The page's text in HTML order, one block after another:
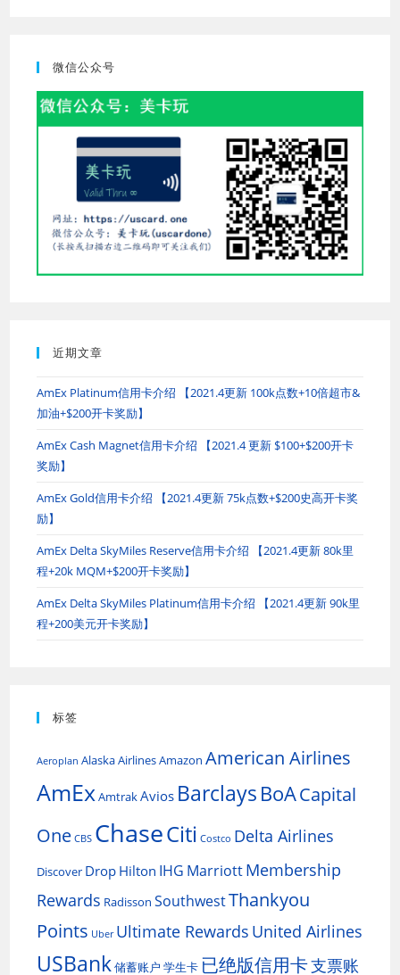
微信公众号
近期文章
AmEx Platinum信用卡介绍 【2021.4更新 100k点数+10倍超市&
加油+$200开卡奖励】
AmEx Cash Magnet信用卡介绍 【2021.4 更新 $100+$200开卡
奖励】
AmEx Gold信用卡介绍 【2021.4更新 75k点数+$200史高开卡奖
励】
AmEx Delta SkyMiles Reserve信用卡介绍 【2021.4更新 80k里
程+20k MQM+$200开卡奖励】
AmEx Delta SkyMiles Platinum信用卡介绍 【2021.4更新 90k里
程+200美元开卡奖励】
标签
Aeroplan Alaska AirlinesAmazon American Airlines
AmExAmtrakAvios Barclays BoACapital
One CBS ChaseCiti Costco Delta Airlines
Discover Drop Hilton IHG MarriottMembership
Rewards Radisson SouthwestThankyou
Points Uber Ultimate Rewards United Airlines
USBank储蓄账户 学生卡 已绝版信用卡支票账